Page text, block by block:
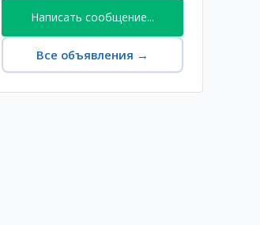
Написать сообщение...
Все объявления →